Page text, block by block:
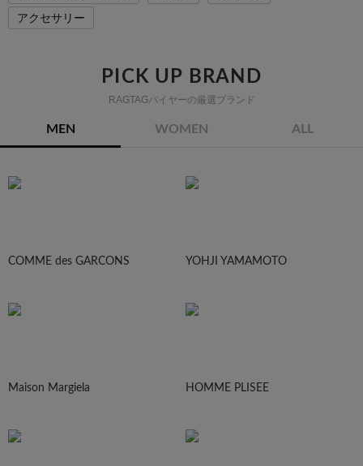
アクセサリー
PICK UP BRAND
RAGTAGバイヤーの厳選ブランド
MEN WOMEN ALL
COMME des GARCONS YOHJI YAMAMOTO
Maison Margiela HOMME PLISEE